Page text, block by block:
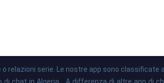
relazioni serie. Le nostre app sono classificate